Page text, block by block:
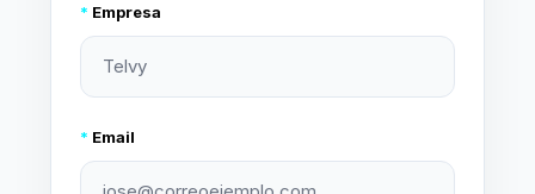
* Empresa
* Email